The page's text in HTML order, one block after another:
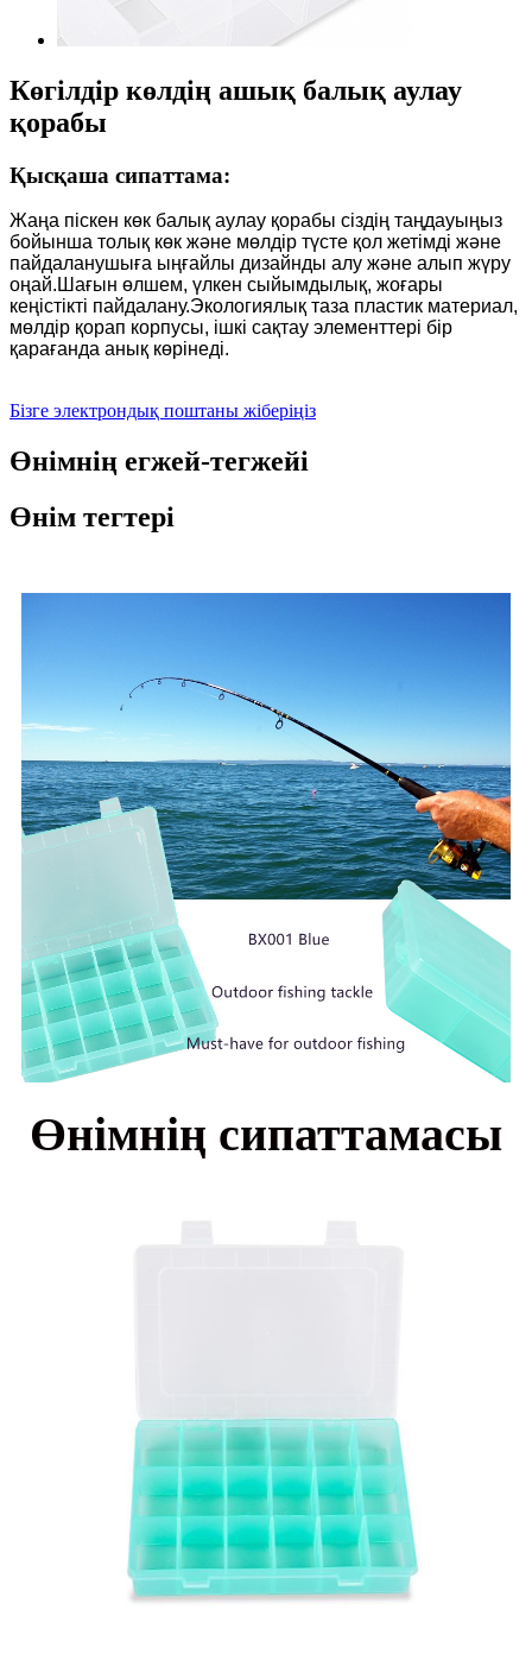
Көгілдір көлдің ашық балық аулау
қорабы
Қысқаша сипаттама:
Жаңа піскен көк балық аулау қорабы сіздің таңдауыңыз
бойынша толық көк және мөлдір түсте қол жетімді және
пайдаланушыға ыңғайлы дизайнды алу және алып жүру
оңай.Шағын өлшем, үлкен сыйымдылық, жоғары
кеңістікті пайдалану.Экологиялық таза пластик материал,
мөлдір қорап корпусы, ішкі сақтау элементтері бір
қарағанда анық көрінеді.
Бізге электрондық поштаны жіберіңіз
Өнімнің егжей-тегжейі
Өнім тегтері
Өнімнің сипаттамасы